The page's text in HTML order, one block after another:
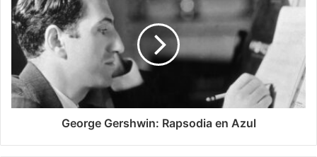
George Gershwin: Rapsodia en Azul